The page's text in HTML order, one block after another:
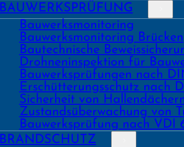
Bauwerks­monitoring
Bauwerks­monitoring Brücken
Bau­tech­nische
Drohnen­inspektion für
Bau­werks­prüfungen nach
Erschüt­terungs­schutz nach
Sicher­heit von
Zustands­überwachung von
Bauwerks­prüfung nach VDI